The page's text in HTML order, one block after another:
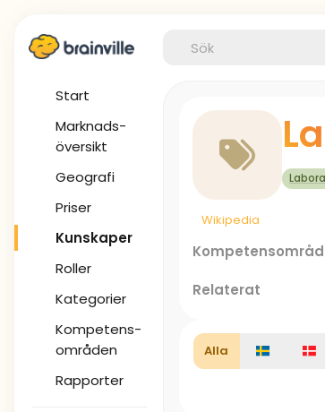
Start
Marknads-
översikt
Geografi
Priser
Kunskaper
Roller
Kategorier
Kompetens-
områden
Rapporter
Wikipedia
Relaterat
Alla